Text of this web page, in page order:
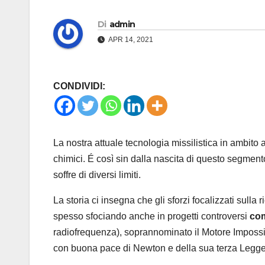
Di admin
APR 14, 2021
CONDIVIDI:
La nostra attuale tecnologia missilistica in
chimici. É così sin dalla nascita di questo
soffre di diversi limiti.
La storia ci insegna che gli sforzi focalizzati sulla
spesso sfociando anche in progetti controversi
radiofrequenza), soprannominato il Motore
con buona pace di Newton e della sua terza